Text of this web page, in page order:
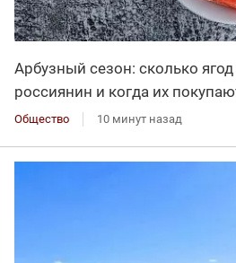
Арбузный сезон: сколько
россиянин и когда их
Общество 10 минут назад